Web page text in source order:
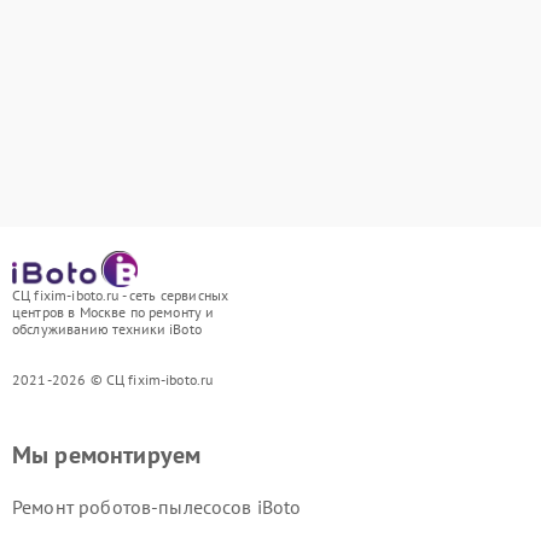
СЦ fixim-iboto.ru - сеть сервисных
центров в Москве по ремонту и
обслуживанию техники iBoto
2021-2026 © СЦ fixim-iboto.ru
Мы ремонтируем
Ремонт роботов-пылесосов iBoto